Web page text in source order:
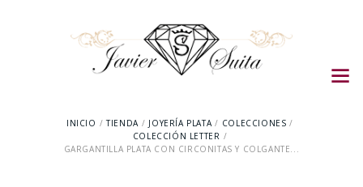
INICIO TIENDA JOYERÍA PLATA
COLECCIONES
COLECCIÓN LETTER
GARGANTILLA PLATA CON CIRCONITAS Y COLGANTE...